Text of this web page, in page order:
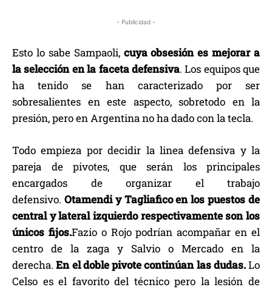
- Publicidad -
Esto lo sabe Sampaoli, cuya obsesión es mejorar a
la selección en la faceta defensiva. Los equipos que
ha tenido se han caracterizado por ser
sobresalientes en este aspecto, sobretodo en la
presión, pero en Argentina no ha dado con la tecla.
Todo empieza por decidir la linea defensiva y la
pareja de pivotes, que serán los principales
encargados de organizar el trabajo
defensivo. Otamendi y Tagliafico en los puestos de
central y lateral izquierdo respectivamente son los
únicos fijos.Fazio o Rojo podrían acompañar en el
centro de la zaga y Salvio o Mercado en la
derecha.En el doble pivote continúan las dudas.Lo
Celso es el favorito del técnico pero la lesión de